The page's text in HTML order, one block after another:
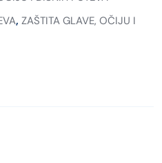
, ZAŠTITA GLAVE, OČIJU I